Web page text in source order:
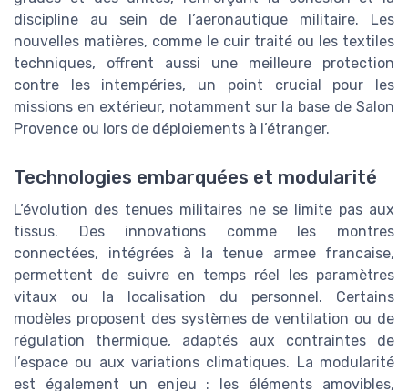
discipline au sein de l’aeronautique militaire. Les
nouvelles matières, comme le cuir traité ou les textiles
techniques, offrent aussi une meilleure protection
contre les intempéries, un point crucial pour les
missions en extérieur, notamment sur la base de Salon
Provence ou lors de déploiements à l’étranger.
Technologies embarquées et modularité
L’évolution des tenues militaires ne se limite pas aux
tissus. Des innovations comme les montres
connectées, intégrées à la tenue armee francaise,
permettent de suivre en temps réel les paramètres
vitaux ou la localisation du personnel. Certains
modèles proposent des systèmes de ventilation ou de
régulation thermique, adaptés aux contraintes de
l’espace ou aux variations climatiques. La modularité
est également un enjeu : les éléments amovibles,